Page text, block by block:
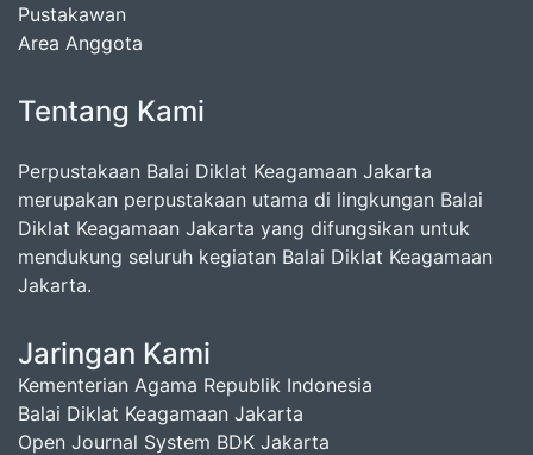
Pustakawan
Area Anggota
Tentang Kami
Perpustakaan Balai Diklat Keagamaan Jakarta
merupakan perpustakaan utama di lingkungan Balai
Diklat Keagamaan Jakarta yang difungsikan untuk
mendukung seluruh kegiatan Balai Diklat Keagamaan
Jakarta.
Jaringan Kami
Kementerian Agama Republik Indonesia
Balai Diklat Keagamaan Jakarta
Open Journal System BDK Jakarta